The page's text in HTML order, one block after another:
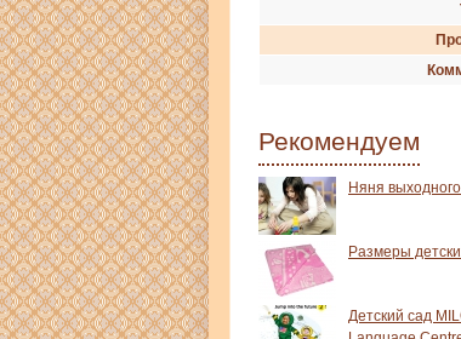
Рекомендуем
Няня
Размеры
Детский сад